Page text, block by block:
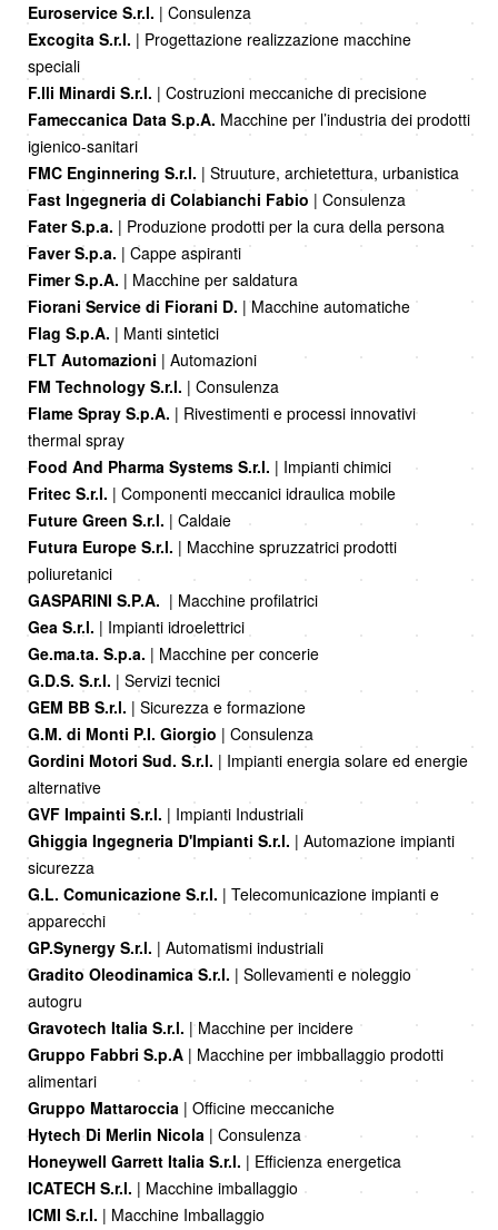
Euroservice S.r.l. | Consulenza
Excogita S.r.l. | Progettazione realizzazione macchine
speciali
F.lli Minardi S.r.l. | Costruzioni meccaniche di precisione
Fameccanica Data S.p.A. Macchine per l’industria dei prodotti
igienico-sanitari
FMC Enginnering S.r.l. | Struuture, archietettura, urbanistica
Fast Ingegneria di Colabianchi Fabio | Consulenza
Fater S.p.a. | Produzione prodotti per la cura della persona
Faver S.p.a. | Cappe aspiranti
Fimer S.p.A. | Macchine per saldatura
Fiorani Service di Fiorani D. | Macchine automatiche
Flag S.p.A. | Manti sintetici
FLT Automazioni | Automazioni
FM Technology S.r.l. | Consulenza
Flame Spray S.p.A. | Rivestimenti e processi innovativi
thermal spray
Food And Pharma Systems S.r.l. | Impianti chimici
Fritec S.r.l. | Componenti meccanici idraulica mobile
Future Green S.r.l. | Caldaie
Futura Europe S.r.l. | Macchine spruzzatrici prodotti
poliuretanici
GASPARINI S.P.A. | Macchine profilatrici
Gea S.r.l. | Impianti idroelettrici
Ge.ma.ta. S.p.a. | Macchine per concerie
G.D.S. S.r.l. | Servizi tecnici
GEM BB S.r.l. | Sicurezza e formazione
G.M. di Monti P.I. Giorgio | Consulenza
Gordini Motori Sud. S.r.l. | Impianti energia solare ed energie
alternative
GVF Impainti S.r.l. | Impianti Industriali
Ghiggia Ingegneria D'Impianti S.r.l. | Automazione impianti
sicurezza
G.L. Comunicazione S.r.l. | Telecomunicazione impianti e
apparecchi
GP.Synergy S.r.l. | Automatismi industriali
Gradito Oleodinamica S.r.l. | Sollevamenti e noleggio
autogru
Gravotech Italia S.r.l. | Macchine per incidere
Gruppo Fabbri S.p.A | Macchine per imbballaggio prodotti
alimentari
Gruppo Mattaroccia | Officine meccaniche
Hytech Di Merlin Nicola | Consulenza
Honeywell Garrett Italia S.r.l. | Efficienza energetica
ICATECH S.r.l. | Macchine imballaggio
ICMI S.r.l. | Macchine Imballaggio